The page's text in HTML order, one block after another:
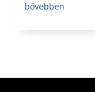
bővebben